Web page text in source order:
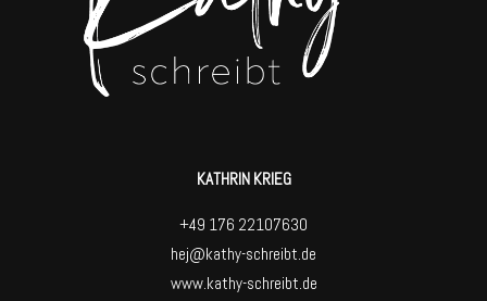
KATHRIN KRIEG
+49 176 22107630
hej@kathy-schreibt.de
www.kathy-schreibt.de